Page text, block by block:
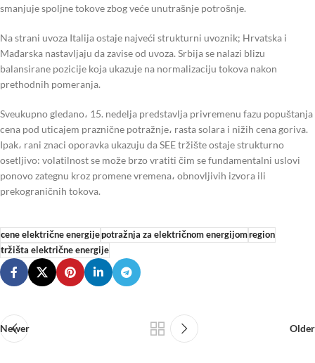
smanjuje spoljne tokove zbog veće unutrašnje potrošnje.
Na strani uvoza Italija ostaje najveći strukturni uvoznik; Hrvatska i
Mađarska nastavljaju da zavise od uvoza. Srbija se nalazi blizu
balansirane pozicije koja ukazuje na normalizaciju tokova nakon
prethodnih pomeranja.
Sveukupno gledano، 15. nedelja predstavlja privremenu fazu popuštanja
cena pod uticajem praznične potražnje، rasta solara i nižih cena goriva.
Ipak، rani znaci oporavka ukazuju da SEE tržište ostaje strukturno
osetljivo: volatilnost se može brzo vratiti čim se fundamentalni uslovi
ponovo zategnu kroz promene vremena، obnovljivih izvora ili
prekograničnih tokova.
cene električne energijepotražnja za električnom energijomregion
tržišta električne energije
Newer Older